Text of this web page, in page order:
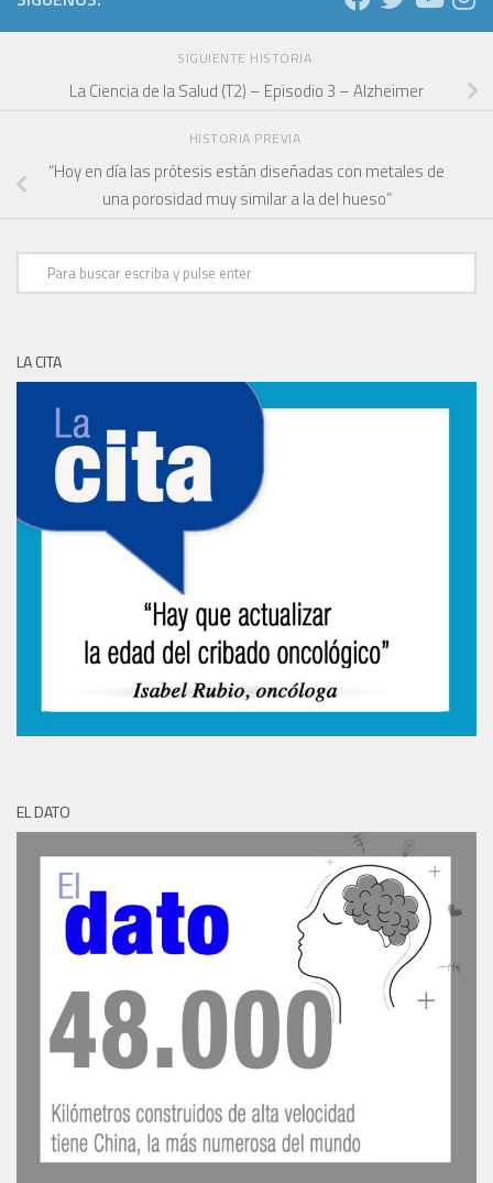
SIGUIENTE HISTORIA
La Ciencia de la Salud (T2) – Episodio 3 – Alzheimer
HISTORIA PREVIA
“Hoy en día las prótesis están diseñadas con metales de
una porosidad muy similar a la del hueso”
LA CITA
EL DATO